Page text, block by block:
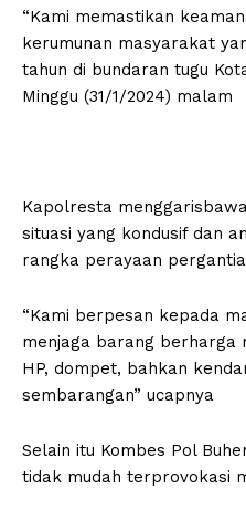
“Kami memastikan
kerumunan masyarakat
tahun di bundaran tugu
Minggu (31/1/2024) malam
Kapolresta
situasi yang kondusif dan
rangka perayaan
“Kami berpesan kepada
menjaga barang berharga
HP, dompet, bahkan
sembarangan” ucapnya
Selain itu Kombes Pol
tidak mudah terprovokasi